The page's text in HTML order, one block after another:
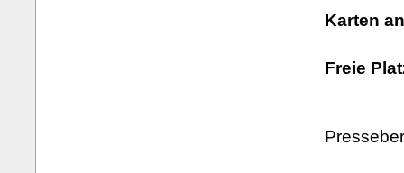
Karten
Freie